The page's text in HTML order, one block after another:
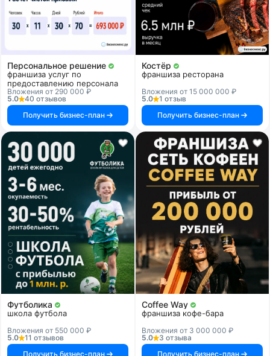
Персональное решение
франшиза услуг по
предоставлению персонала
Вложения от 290 000 ₽
5.0
40 отзывов
Получить бизнес-план
Костёр
франшиза ресторана
Вложения от 15 000 000 ₽
5.0
1 отзыв
Получить бизнес-план
Футболика
школа футбола
Вложения от 550 000 ₽
5.0
11 отзывов
Получить бизнес-план
Coffee Way
франшиза кофе-бара
Вложения от 3 000 000 ₽
5.0
3 отзыва
Получить бизнес-план